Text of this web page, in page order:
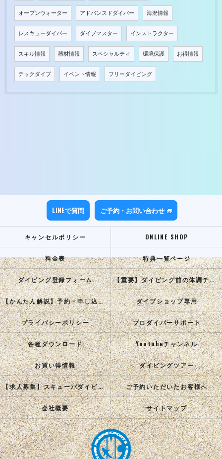
オープンウォーター アドバンスドダイバー 海況情報
レスキューダイバー ダイブマスター インストラクター
スキル情報 器材情報 スペシャルティ 環境保護 お得情報
テックダイブ イベント情報 フリーダイビング
LINEで質問 ご予約・お問い合わせ
キャンセルポリシー ONLINE SHOP
料金表 特典一覧ページ
ダイビング登録フォーム 【重要】ダイビング前の体調チェック
【かんたん解説】予約・申し込み手順 ダイブショップ専用
プライバシーポリシー プロダイバーサポート
各種ダウンロード Youtubeチャンネル
お買い得情報 ダイビングツアー
【求人募集】スキューバダイビングインストラクターを目指す正社員を募集中！ ご予約いただいたお客様へ
会社概要 サイトマップ